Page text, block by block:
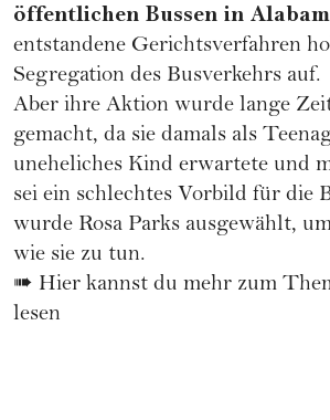
öffentlichen Bussen in
entstandene Gerichtsverfahren
Segregation des Busverkehrs auf.
Aber ihre Aktion wurde lange
gemacht, da sie damals als
uneheliches Kind erwartete und
sei ein schlechtes Vorbild für die
wurde Rosa Parks ausgewählt,
wie sie zu tun.
➠ Hier kannst du mehr zum
lesen